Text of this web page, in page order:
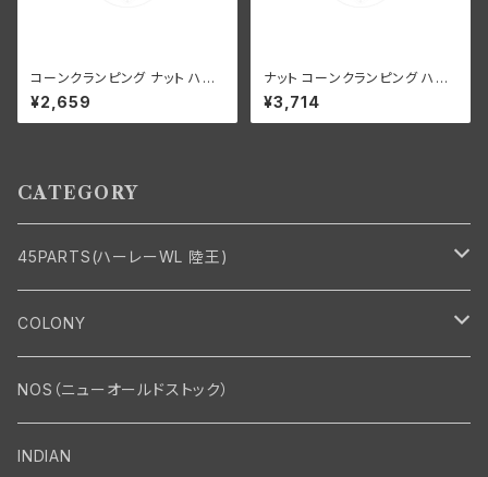
コーンクランピング ナット ハン
ドルバー ステアリングダンパー
なし ハーレーダビッドソン 193
6-48年 EL FL UL パーカーラ
¥2,659
ナット コーンクランピング ハン
ドルバー ハーレーダビッドソン 1
936-48年 EL FL UL クローム
メッキ
¥3,714
CATEGORY
45PARTS(ハーレーWL 陸王)
エンジン
エンジン・シリンダーヘッド
バルブ・タペット関係
マフラー・インテーク・キャブレター
マフラー関係
エレクトリカル
COLONY
Bolt・Nut
Nut
Front End・Rear End
NOS（ニューオールドストック）
INDIAN